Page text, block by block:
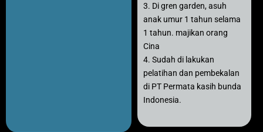
3. Di gren garden, asuh
anak umur 1 tahun selama
1 tahun. majikan orang
Cina
4. Sudah di lakukan
pelatihan dan pembekalan
di PT Permata kasih bunda
Indonesia.